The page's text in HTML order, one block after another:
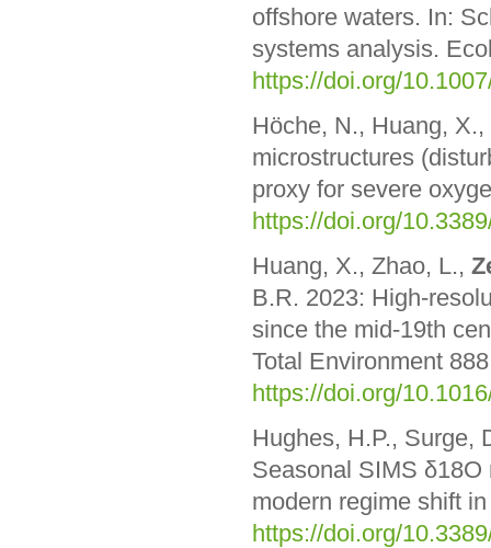
offshore waters. In:
systems analysis.
https://doi.org/
Höche, N., Huang, X.,
microstructures
proxy for severe
https://doi.org/
Huang, X., Zhao, L.,
B.R. 2023: High-
since the mid-19th
Total Environment
https://doi.org/
Hughes, H.P., Surge,
Seasonal SIMS
modern regime shift
https://doi.org/